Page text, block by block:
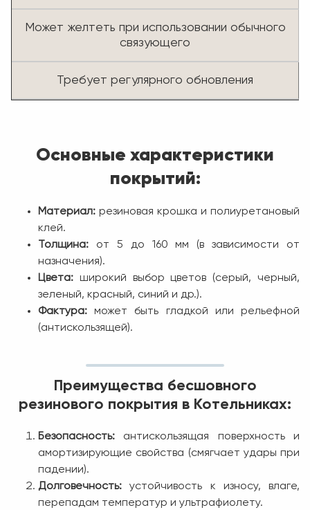
Может желтеть при использовании обычного
связующего
Требует регулярного обновления
Основные характеристики
покрытий:
Материал: резиновая крошка и полиуретановый
клей.
Толщина: от 5 до 160 мм (в зависимости от
назначения).
Цвета: широкий выбор цветов (серый, черный,
зеленый, красный, синий и др.).
Фактура: может быть гладкой или рельефной
(антискользящей).
Преимущества бесшовного
резинового покрытия в Котельниках:
Безопасность: антискользящая поверхность и
амортизирующие свойства (смягчает удары при
падении).
Долговечность: устойчивость к износу, влаге,
перепадам температур и ультрафиолету.